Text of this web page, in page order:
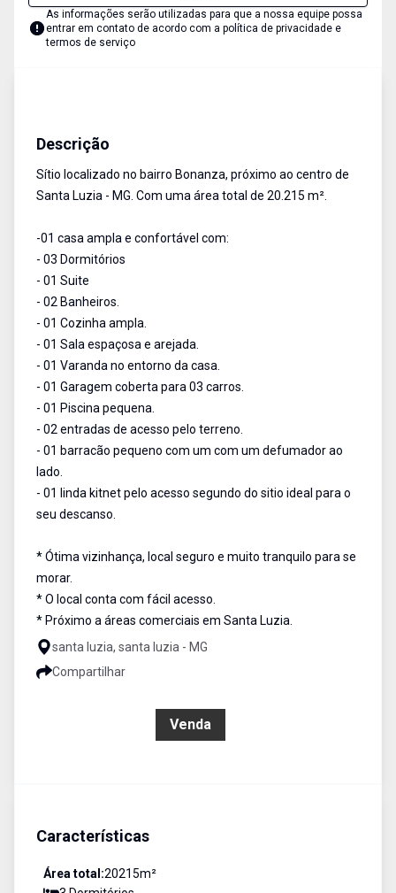
As informações serão utilizadas para que a nossa equipe possa
entrar em contato de acordo com a política de privacidade e
termos de serviço
Descrição
Sítio localizado no bairro Bonanza, próximo ao centro de
Santa Luzia - MG. Com uma área total de 20.215 m².
-01 casa ampla e confortável com:
- 03 Dormitórios
- 01 Suite
- 02 Banheiros.
- 01 Cozinha ampla.
- 01 Sala espaçosa e arejada.
- 01 Varanda no entorno da casa.
- 01 Garagem coberta para 03 carros.
- 01 Piscina pequena.
- 02 entradas de acesso pelo terreno.
- 01 barracão pequeno com um com um defumador ao
lado.
- 01 linda kitnet pelo acesso segundo do sitio ideal para o
seu descanso.
* Ótima vizinhança, local seguro e muito tranquilo para se
morar.
* O local conta com fácil acesso.
* Próximo a áreas comerciais em Santa Luzia.
santa luzia, santa luzia - MG
Compartilhar
Venda
Características
Área total:20215m²